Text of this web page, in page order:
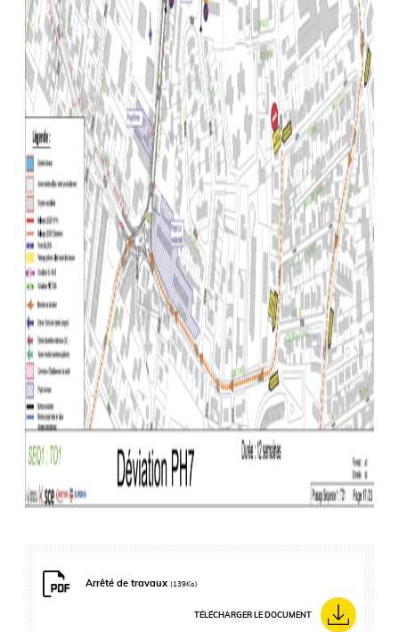
Arrêté de travaux(139Ko)
TÉLÉCHARGER LE DOCUMENT